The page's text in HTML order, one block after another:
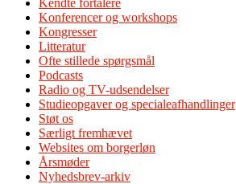
Konferencer og workshops
Kongresser
Litteratur
Ofte stillede spørgsmål
Podcasts
Radio og TV-udsendelser
Studieopgaver og specialeafhandlinger
Støt os
Særligt fremhævet
Websites om borgerløn
Årsmøder
Nyhedsbrev-arkiv